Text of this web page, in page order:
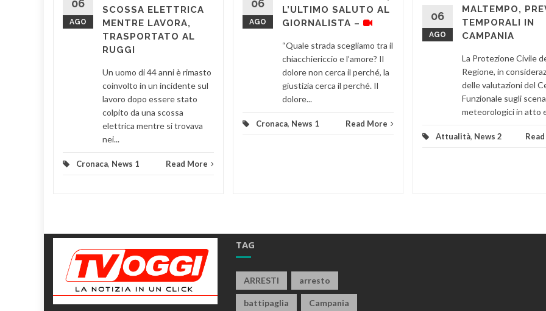
06
AGO
SCOSSA ELETTRICA
MENTRE LAVORA,
TRASPORTATO AL
RUGGI
Un uomo di 44 anni è rimasto
coinvolto in un incidente sul
lavoro dopo essere stato
colpito da una scossa
elettrica mentre si trovava
nei...
Cronaca, News 1 Read More
06
AGO
L’ULTIMO SALUTO AL
GIORNALISTA –
“Quale strada scegliamo tra il
chiacchiericcio e l’amore? Il
dolore non cerca il perché, la
giustizia cerca il perché. Il
dolore...
Cronaca, News 1 Read More
06
AGO
MALTEMPO,
TEMPORALI IN
CAMPANIA
La Protezione Civile
Regione, in
delle valutazioni del
Funzionale sugli
meteorologici in atto
Attualità, News 2
TAG
ARRESTI arresto
battipaglia Campania